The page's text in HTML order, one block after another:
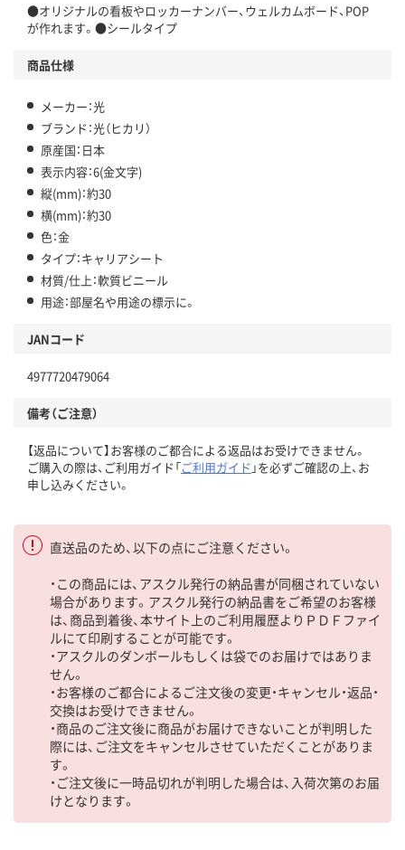
●オリジナルの看板やロッカーナンバー、ウェルカムボード、POP
が作れます。●シールタイプ
商品仕様
メーカー：光
ブランド：光（ヒカリ）
原産国：日本
表示内容：6(金文字)
縦(mm)：約30
横(mm)：約30
色：金
タイプ：キャリアシート
材質/仕上：軟質ビニール
用途：部屋名や用途の標示に。
JANコード
4977720479064
備考（ご注意）
【返品について】お客様のご都合による返品はお受けできません。
ご購入の際は、ご利用ガイド「ご利用ガイド 」を必ずご確認の上、お
申し込みください。
直送品のため、以下の点にご注意ください。
・この商品には、アスクル発行の納品書が同梱されていない
場合があります。アスクル発行の納品書をご希望のお客様
は、商品到着後、本サイト上のご利用履歴よりＰＤＦファイ
ルにて印刷することが可能です。
・アスクルのダンボールもしくは袋でのお届けではありま
せん。
・お客様のご都合によるご注文後の変更・キャンセル・返品・
交換はお受けできません。
・商品のご注文後に商品がお届けできないことが判明した
際には、ご注文をキャンセルさせていただくことがありま
す。
・ご注文後に一時品切れが判明した場合は、入荷次第のお届
けとなります。